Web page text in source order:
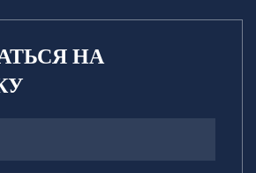
НА